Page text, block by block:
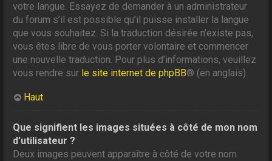
votre langue. Essayez de demander à un administrateur
du forum s’il est possible qu’il puisse installer la langue
que vous souhaitez. Si la traduction désirée n’existe pas,
vous êtes libre de vous porter volontaire et commencer
une nouvelle traduction. Pour plus d’informations, veuillez
vous rendre sur le site internet de phpBB® (en anglais).
Haut
Que signifient les images situées à côté de mon nom
d’utilisateur ?
Deux images peuvent apparaître à côté de votre nom